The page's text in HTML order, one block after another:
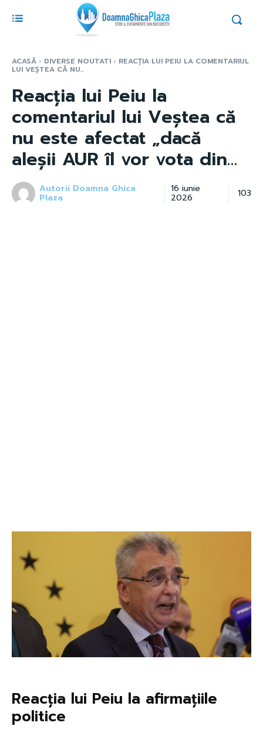
ACASĂ DIVERSE NOUTATI REACȚIA LUI PEIU LA COMENTARIUL
LUI VEȘTEA CĂ NU...
Reacția lui Peiu la
comentariul lui Veștea că
nu este afectat „dacă
aleșii AUR îl vor vota din…
Autorii Doamna Ghica
Plaza
16 iunie
2026 103
Reacția lui Peiu la afirmațiile
politice